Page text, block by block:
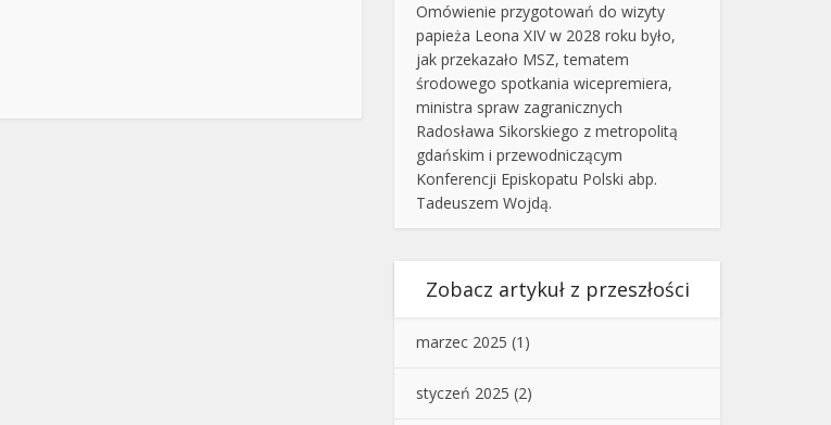
Omówienie przygotowań do wizyty
papieża Leona XIV w 2028 roku było,
jak przekazało MSZ, tematem
środowego spotkania wicepremiera,
ministra spraw zagranicznych
Radosława Sikorskiego z metropolitą
gdańskim i przewodniczącym
Konferencji Episkopatu Polski abp.
Tadeuszem Wojdą.
Zobacz artykuł z przeszłości
marzec 2025 (1)
styczeń 2025 (2)